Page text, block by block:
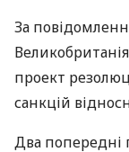
За
проект
санкцій
Два попередні